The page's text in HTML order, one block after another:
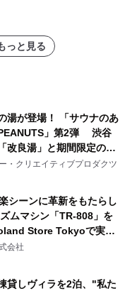
」ー
っと見る
湯が登場！ 「サウナのあ
」第2弾 渋谷
改良湯」と期間限定のコ
ン サウナイキタイコラ
売決定！
・クリエイティブプロダクツ
シーンに革新をもたらし
ムマシン「TR-808」を
Store Tokyoで実機
記念キャンペーンを開
「NTS」の 特別プログ
会社
貸しヴィラを2泊、"私た